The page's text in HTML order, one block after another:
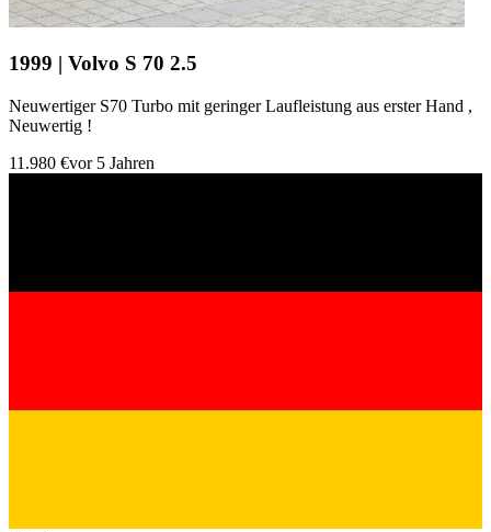
1999 | Volvo S 70 2.5
Neuwertiger S70 Turbo mit geringer Laufleistung aus erster Hand ,
Neuwertig !
11.980 €vor 5 Jahren